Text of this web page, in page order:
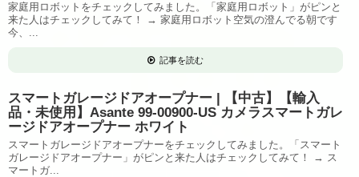
家庭用ロボットをチェックしてみました。「家庭用ロボット」がピンと
来た人はチェックしてみて！ → 家庭用ロボット空気の澄んでる朝です
今、...
記事を読む
スマートガレージドアオープナー | 【中古】【輸入
品・未使用】Asante 99-00900-US カメラスマートガレ
ージドアオープナー ホワイト
スマートガレージドアオープナーをチェックしてみました。「スマート
ガレージドアオープナー」がピンと来た人はチェックしてみて！ → ス
マートガ...